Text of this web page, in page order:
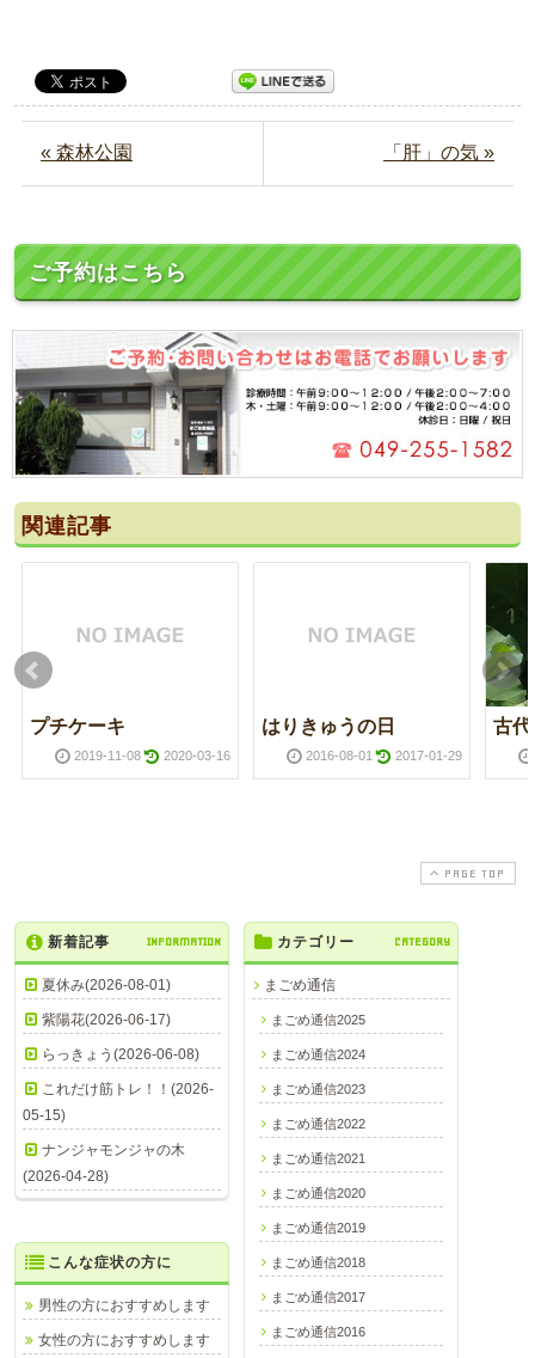
« 森林公園 「肝」の気 »
ご予約はこちら
関連記事
プチケーキ
2019-11-08 2020-03-16
はりきゅうの日
2016-08-01 2017-01-29
古代
PAGE TOP
新着記事 INFORMATION
夏休み(2026-08-01)
紫陽花(2026-06-17)
らっきょう(2026-06-08)
これだけ筋トレ！！(2026-
05-15)
ナンジャモンジャの木
(2026-04-28)
カテゴリー CATEGORY
まごめ通信
まごめ通信2025
まごめ通信2024
まごめ通信2023
まごめ通信2022
まごめ通信2021
まごめ通信2020
まごめ通信2019
まごめ通信2018
まごめ通信2017
まごめ通信2016
こんな症状の方に
男性の方におすすめします
女性の方におすすめします